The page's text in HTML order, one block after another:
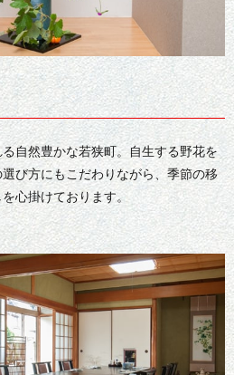
自然豊かな若狭町。自生する野花を
び方にもこだわりながら、季節の移
心掛けております。